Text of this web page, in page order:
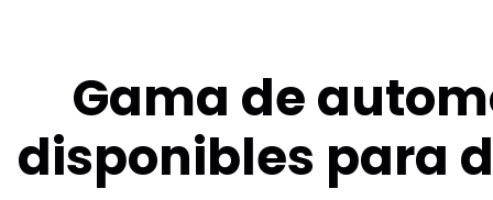
Gama de
disponibles para